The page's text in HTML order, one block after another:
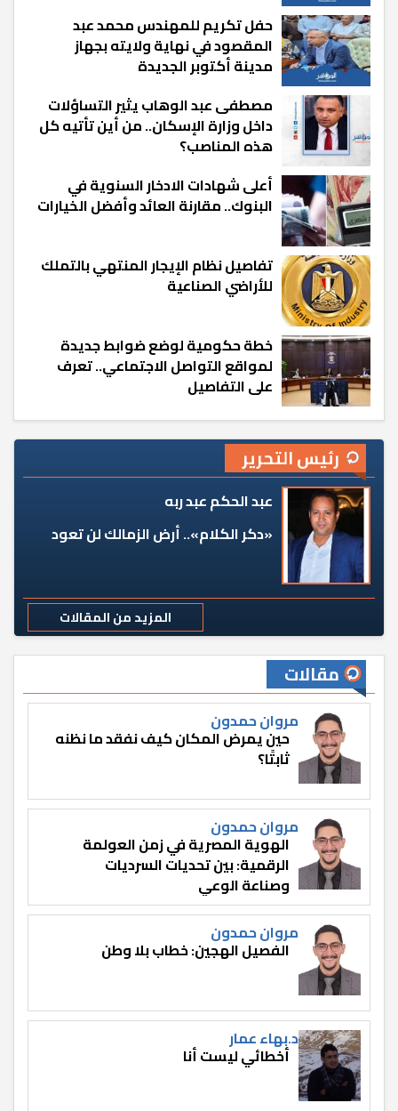
حفل تكريم للمهندس محمد عبد
المقصود في نهاية ولايته بجهاز
مدينة أكتوبر الجديدة
مصطفى عبد الوهاب يثير التساؤلات
داخل وزارة الإسكان.. من أين تأتيه كل
هذه المناصب؟
أعلى شهادات الادخار السنوية في
البنوك.. مقارنة العائد وأفضل الخيارات
تفاصيل نظام الإيجار المنتهي بالتملك
للأراضي الصناعية
خطة حكومية لوضع ضوابط جديدة
لمواقع التواصل الاجتماعي.. تعرف
على التفاصيل
رئيس التحرير
عبد الحكم عبد ربه
«دكر الكلام».. أرض الزمالك لن تعود
المزيد من المقالات
مقالات
مروان حمدون
حين يمرض المكان كيف نفقد ما نظنه
ثابتًا؟
مروان حمدون
الهوية المصرية في زمن العولمة
الرقمية: بين تحديات السرديات
وصناعة الوعي
مروان حمدون
الفصيل الهجين: خطاب بلا وطن
د.بهاء عمار
أخطائي ليست أنا